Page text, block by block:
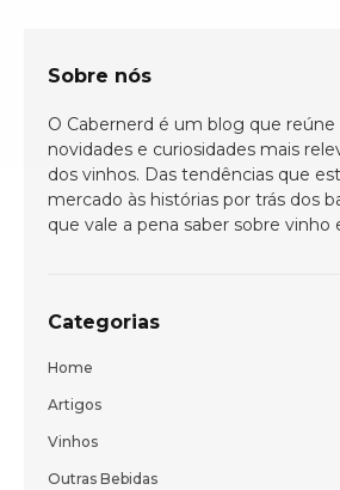
Sobre nós
O Cabernerd é um blog que reúne
novidades e curiosidades mais
dos vinhos. Das tendências que
mercado às histórias por trás dos
que vale a pena saber sobre vinho
Categorias
Home
Artigos
Vinhos
Outras Bebidas